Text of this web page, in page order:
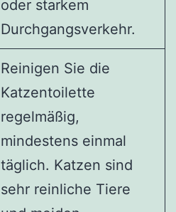
oder starkem
Durchgangsverkehr.
Reinigen Sie die
Katzentoilette
regelmäßig,
mindestens einmal
täglich. Katzen sind
sehr reinliche Tiere